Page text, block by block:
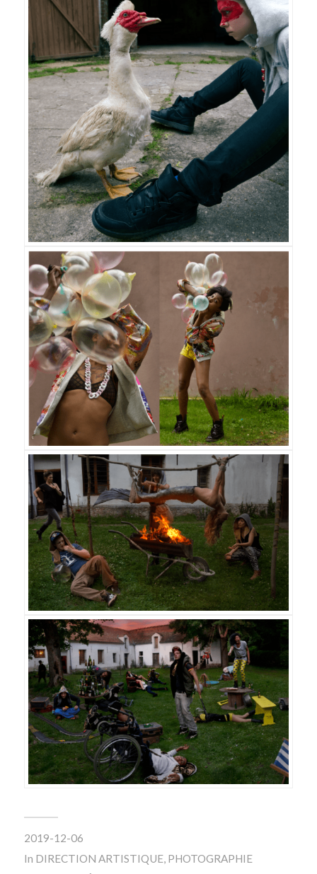
2019-12-06
In DIRECTION ARTISTIQUE, PHOTOGRAPHIE